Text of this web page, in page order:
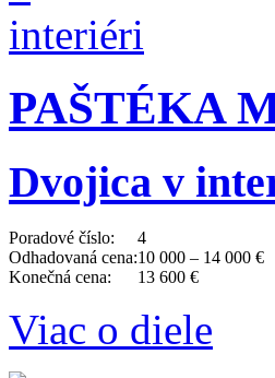
PAŠTÉKA
Dvojica v
Poradové číslo:
4
Odhadovaná cena:10 000 – 14 000 €
Konečná cena:
13 600 €
Viac o diele